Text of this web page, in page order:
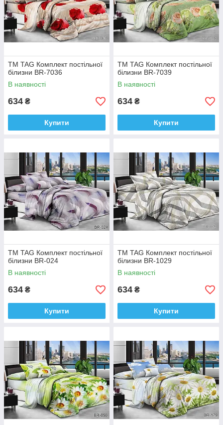
ТМ TAG Комплект постільної
білизни BR-7036
В наявності
634 ₴
Купити
ТМ TAG Комплект постільної
білизни BR-7039
В наявності
634 ₴
Купити
ТМ TAG Комплект постільної
білизни BR-024
В наявності
634 ₴
Купити
ТМ TAG Комплект постільної
білизни BR-1029
В наявності
634 ₴
Купити